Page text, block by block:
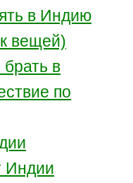
в Индию
вещей)
в
по
Индии